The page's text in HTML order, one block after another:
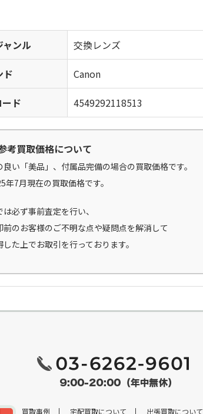
ャンル 交換レンズ
ド Canon
ド 4549292118513
考買取価格について
良い「美品」、付属品完備の場合の買取価格です。
年7月現在の買取価格です。
は必ず事前査定を行い、
前のお客様のご不明な点や疑問点を解消して
した上でお取引を行っております。
買取事例 宅配買取について 出張買取について